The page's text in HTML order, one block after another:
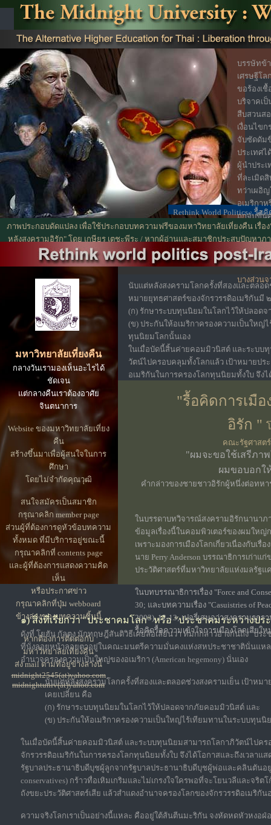
Rethink World Politics : รื้อ
สงคราม
บรรษัทข้
เศรษฐีโ
ขอร้องเ
บริจาคเ
สืบสวนส
เงื่อนไข
จับซัดดัม
ประเทศไ
ผู้นำประ
ที่ละเมิด
ทว่าเผอิ
อเมริกาห
ถูกจับขึ้น
ไม่ว่านา
รอนแห่ง
ปรามสังห
การยึดค
บางส่วน
ภาพประกอบดัดแปลง เพื่อใช้ประกอบบทความฟรีของมหาวิทยาลัยเที่ยงคืน เรื่อ
หลังสงครามอิรัก" โดย เกษียร เตชะพีระ / หากผู้อ่านและสมาชิกประสบปัญหา
กรุณาลดขนาดของ font ลงจะแก้ปัญหาได้
นับแต่หลังสงครามโลกครั้งที่สองและตลอด
หมายยุทธศาสตร์ของจักรวรรดิอเมริกันมี
(ก) รักษาระบบทุนนิยมในโลกไว้ให้ปลอด
(ข) ประกันให้อเมริกาครองความเป็นใหญ่
ทุนนิยมโลกนั้นเอง
ในเมื่อบัดนี้สิ้นค่ายคอมมิวนิสต์ และระบบ
วัตน์ไปครอบคลุมทั้งโลกแล้ว เป้าหมายปร
อเมริกันในการครองโลกทุนนิยมทั้งใบ จึงไ
ประธานาธิบดีบุชผู้ลูก จากรัฐบาลประธา
conservatives) กร้าวทื่อเหิมเกริมและไม่เ
และจริตโก้หรูจอมปลอมเรื่อง"ประชาคมร
ขยะประวัติศาสตร์เสีย
มหาวิทยาลัยเที่ยงคืน
กลางวันเรามองเห็นอะไรได้
ชัดเจน
แต่กลางคืนเราต้องอาศัย
จินตนาการ
Website ของมหาวิทยาลัยเที่ยง
คืน
สร้างขึ้นมาเพื่อผู้สนใจในการ
ศึกษา
โดยไม่จำกัดคุณวุฒิ
สนใจสมัครเป็นสมาชิก
กรุณาคลิก member page
ส่วนผู้ที่ต้องการดูหัวข้อบทความ
ทั้งหมด ที่มีบริการอยู่ขณะนี้
กรุณาคลิกที่ contents page
และผู้ที่ต้องการแสดงความคิด
เห็น
หรือประกาศข่าว
กรุณาคลิกที่ปุ่ม webboard
ข้างล่างของบทความชิ้นนี้
หากต้องการติดต่อกับ
มหาวิทยาลัยเที่ยงคืน
ส่ง mail ตามที่อยู่ข้างล่างนี้
midnight2545(at)yahoo.com
midnightuniv(at)yahoo.com
"รื้อคิดการเมื
อิรัก "
คณะรัฐศาสต
๑) สิ่งที่เรียกว่า "ประชาคมโลก" หรือ "ประชาคมระหว่างปร
ดังที่ โยฮัน กัลตุง นักทฤษฎีสันติวิธีเคยล้อเลียนว่า ที่มักกล่าวอ้างกันถึง "ป
ที่นั่งลอยหน้าลอยตาอยู่ในคณะมนตรีความมั่นคงแห่งสหประชาชาตินั่นแหล
อำนาจครองความเป็นใหญ่ของอเมริกา (American hegemony) นั่นเอง
นับแต่หลังสงครามโลกครั้งที่สองและตลอดช่วงสงครามเย็น เป้าหม
เคยเปลี่ยน คือ
(ก) รักษาระบบทุนนิยมในโลกไว้ให้ปลอดจากภัยคอมมิวนิสต์ และ
(ข) ประกันให้อเมริกาครองความเป็นใหญ่ไร้เทียมทานในระบบทุนนิ
ในเมื่อบัดนี้สิ้นค่ายคอมมิวนิสต์ และระบบทุนนิยมสามารถโลกาภิวัตน์ไปคร
จักรวรรดิอเมริกันในการครองโลกทุนนิยมทั้งใบ จึงได้โอกาสและถึงเวลาแ
รัฐบาลประธานาธิบดีบุชผู้ลูกจากรัฐบาลประธานาธิบดีบุชผู้พ่อและคลินตัน
conservatives) กร้าวทื่อเหิมเกริมและไม่เกรงใจใครพอที่จะโยนวลีและจริ
ถังขยะประวัติศาสตร์เสีย แล้วสำแดงอำนาจครองโลกของจักรวรรดิอเมริกั
ความจริงโลกเราเป็นอย่างนี้แหละ คืออยู่ใต้ส้นตีนมะริกัน จงหัดหดหัวหงอฝ่
"ผมจะขอใช้เสรีภา
ผมขอบอกใ
คำกล่าวของชายชาวอิรักผู้หนึ่งต่อทห
ในบรรดาบทวิจารณ์สงครามอิรักนานา
ข้อมูลเรื่องนี้ในคอมพิวเตอร์ของผมใหญ่
เพราะมองการเมืองโลกเกี่ยวเนื่องกับเรื่
นาย Perry Anderson บรรณาธิการเก่าแ
ประวัติศาสตร์ที่มหาวิทยาลัยแห่งมลรัฐแ
ในบทบรรณาธิการเรื่อง "Force and
30; และบทความเรื่อง "Casuistries of
2003), 12-13; เปอรี่เสนอว่าสงครามรุก
รื้อคิดรื้อความเข้าใจการเมืองโลกเสียใ